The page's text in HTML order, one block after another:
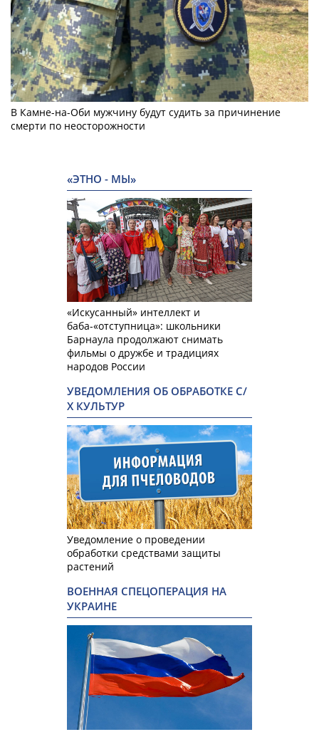
В Камне-на-Оби мужчину будут судить за причинение
смерти по неосторожности
«ЭТНО - МЫ»
«Искусанный» интеллект и
баба-«отступница»: школьники
Барнаула продолжают снимать
фильмы о дружбе и традициях
народов России
УВЕДОМЛЕНИЯ ОБ ОБРАБОТКЕ С/
Х КУЛЬТУР
Уведомление о проведении
обработки средствами защиты
растений
ВОЕННАЯ СПЕЦОПЕРАЦИЯ НА
УКРАИНЕ